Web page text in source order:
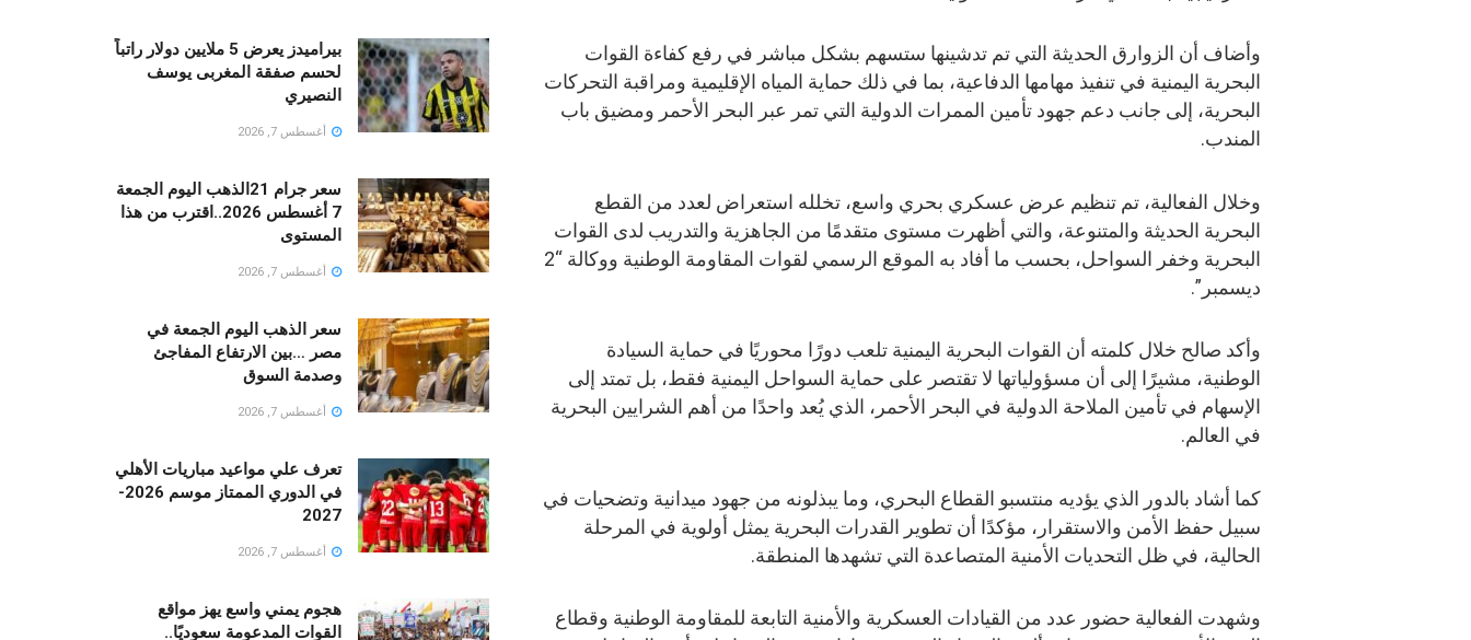
وأضاف أن الزوارق الحديثة التي تم تدشينها ستسهم بشكل مباشر في رفع كفاءة القوات
البحرية اليمنية في تنفيذ مهامها الدفاعية، بما في ذلك حماية المياه الإقليمية ومراقبة التحركات
البحرية، إلى جانب دعم جهود تأمين الممرات الدولية التي تمر عبر البحر الأحمر ومضيق باب
المندب.
وخلال الفعالية، تم تنظيم عرض عسكري بحري واسع، تخلله استعراض لعدد من القطع
البحرية الحديثة والمتنوعة، والتي أظهرت مستوى متقدمًا من الجاهزية والتدريب لدى القوات
البحرية وخفر السواحل، بحسب ما أفاد به الموقع الرسمي لقوات المقاومة الوطنية ووكالة “2
ديسمبر”.
وأكد صالح خلال كلمته أن القوات البحرية اليمنية تلعب دورًا محوريًا في حماية السيادة
الوطنية، مشيرًا إلى أن مسؤولياتها لا تقتصر على حماية السواحل اليمنية فقط، بل تمتد إلى
الإسهام في تأمين الملاحة الدولية في البحر الأحمر، الذي يُعد واحدًا من أهم الشرايين البحرية
في العالم.
كما أشاد بالدور الذي يؤديه منتسبو القطاع البحري، وما يبذلونه من جهود ميدانية وتضحيات في
سبيل حفظ الأمن والاستقرار، مؤكدًا أن تطوير القدرات البحرية يمثل أولوية في المرحلة
الحالية، في ظل التحديات الأمنية المتصاعدة التي تشهدها المنطقة.
وشهدت الفعالية حضور عدد من القيادات العسكرية والأمنية التابعة للمقاومة الوطنية وقطاع
بيراميدز يعرض 5 ملايين دولار راتباً
لحسم صفقة المغربى يوسف
النصيري
أغسطس 7, 2026
سعر جرام 21الذهب اليوم الجمعة
7 أغسطس 2026..اقترب من هذا
المستوى
أغسطس 7, 2026
سعر الذهب اليوم الجمعة في
مصر …بين الارتفاع المفاجئ
وصدمة السوق
أغسطس 7, 2026
تعرف علي مواعيد مباريات الأهلي
في الدوري الممتاز موسم 2026-
2027
أغسطس 7, 2026
هجوم يمني واسع يهز مواقع
القوات المدعومة سعوديًا..